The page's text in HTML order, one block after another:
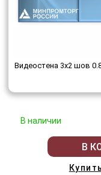
Видеостена 3x2 шов
В наличии
В